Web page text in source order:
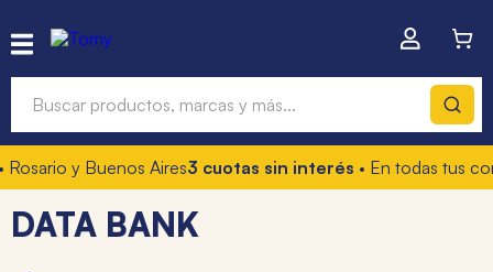
y Buenos Aires3 cuotas sin interés• En todas tus
DATA BANK
Términos más buscados
1.
hot wheels